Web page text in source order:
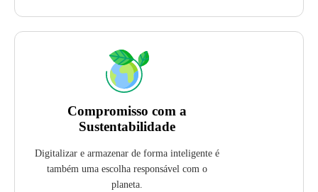
Compromisso com a
Sustentabilidade
Digitalizar e armazenar de forma inteligente é
também uma escolha responsável com o
planeta.